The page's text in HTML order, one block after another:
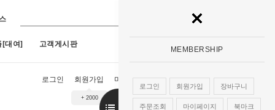
[대여] 고객게시판
[구매]아루네스진주 (1호~13호) [구매]아란한복드레스(핑크)(1호~13
로그인 회원가입
+ 2000
마이페이지 장바구니 주문조회
MEMBERSHIP
로그인 회원가입 장바구니
주문조회 마이페이지 북마크